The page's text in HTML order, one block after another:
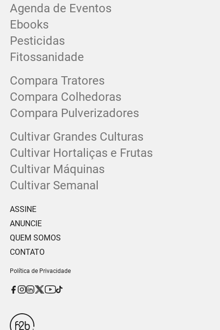
Agenda de Eventos
Ebooks
Pesticidas
Fitossanidade
Compara Tratores
Compara Colhedoras
Compara Pulverizadores
Cultivar Grandes Culturas
Cultivar Hortaliças e Frutas
Cultivar Máquinas
Cultivar Semanal
ASSINE
ANUNCIE
QUEM SOMOS
CONTATO
Política de Privacidade